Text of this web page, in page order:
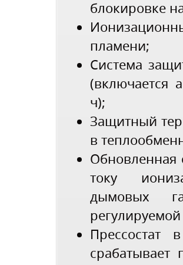
блокировке
пламени;
Система
(включается
ч);
Защитный
в
Обновленная
току
дымовых
Прессостат
срабатывает